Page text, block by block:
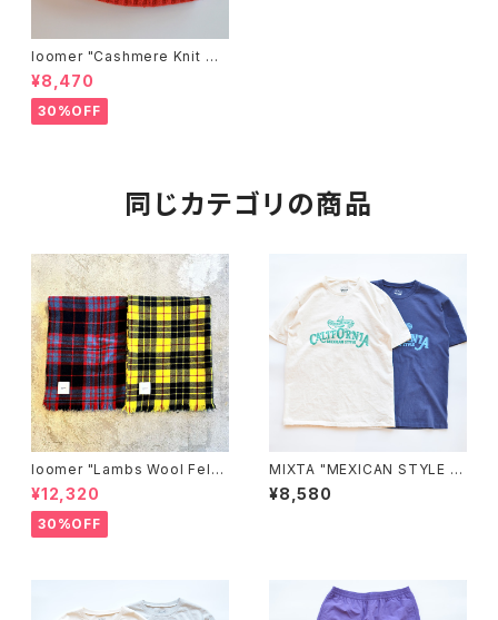
loomer "Cashmere Knit Ca
p"
¥8,470
30%OFF
同じカテゴリの商品
loomer "Lambs Wool Felte
d Stole"
¥12,320
30%OFF
MIXTA "MEXICAN STYLE T
EE"
¥8,580